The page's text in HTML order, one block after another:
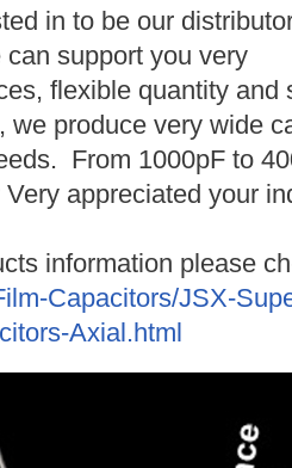
in to be our
support you very
flexible quantity
we produce very wide
From 1000pF to
appreciated your
information please
Capacitors/JSX-
Axial.html